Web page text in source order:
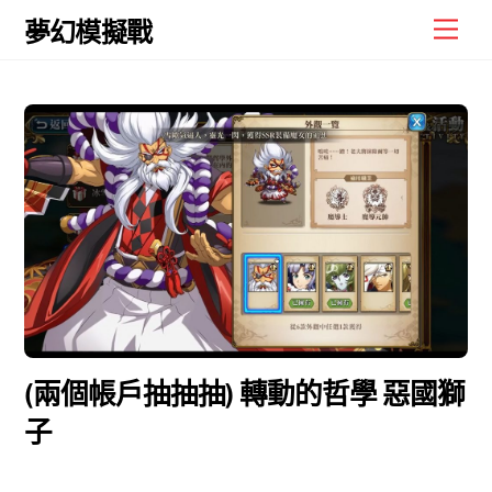
Skip
夢幻模擬戰
(兩個帳戶抽抽抽) 轉動的哲學 惡國獅
子